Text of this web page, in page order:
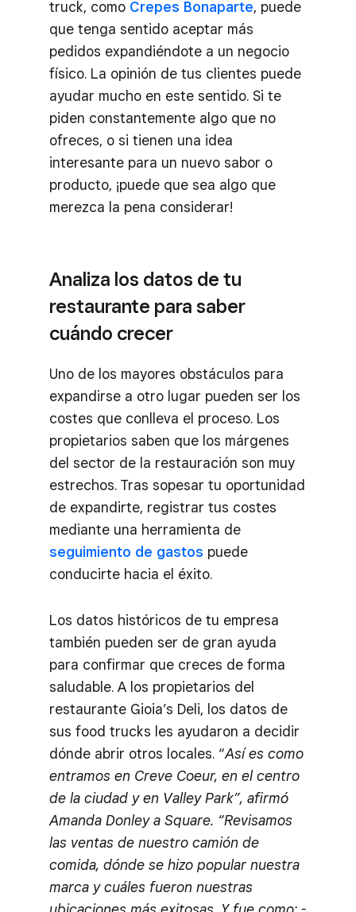
truck, como Crepes Bonaparte, puede
que tenga sentido aceptar más
pedidos expandiéndote a un negocio
físico. La opinión de tus clientes puede
ayudar mucho en este sentido. Si te
piden constantemente algo que no
ofreces, o si tienen una idea
interesante para un nuevo sabor o
producto, ¡puede que sea algo que
merezca la pena considerar!
Analiza los datos de tu
restaurante para saber
cuándo crecer
Uno de los mayores obstáculos para
expandirse a otro lugar pueden ser los
costes que conlleva el proceso. Los
propietarios saben que los márgenes
del sector de la restauración son muy
estrechos. Tras sopesar tu oportunidad
de expandirte, registrar tus costes
mediante una herramienta de
seguimiento de gastos puede
conducirte hacia el éxito.
Los datos históricos de tu empresa
también pueden ser de gran ayuda
para confirmar que creces de forma
saludable. A los propietarios del
restaurante Gioia’s Deli, los datos de
sus food trucks les ayudaron a decidir
dónde abrir otros locales. “Así es como
entramos en Creve Coeur, en el centro
de la ciudad y en Valley Park”, afirmó
Amanda Donley a Square. “Revisamos
las ventas de nuestro camión de
comida, dónde se hizo popular nuestra
marca y cuáles fueron nuestras